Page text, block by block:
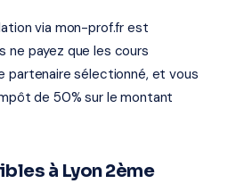
via mon-prof.fr est
ne payez que les cours
partenaire sélectionné, et vous
de 50% sur le montant
à Lyon 2ème